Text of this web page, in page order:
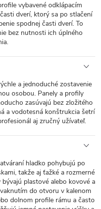
vybavené odklápacím
dverí, ktorý sa po stlačení
spodnej časti dverí. To
bez nutnosti ich úplného
a jednoduché zostavenie
osobou. Panely a profily
zasúvajú bez zložitého
a vodotesná konštrukcia šetrí
aj zručný užívateľ.
hladko pohybujú po
takže aj ťažké a rozmerné
plastové alebo kovové a
do otvoru v kalenom
dolnom profile rámu a často